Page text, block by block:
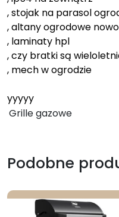
, stojak na parasol
, altany ogrodowe
, laminaty hpl
, czy bratki są
, mech w ogrodzie
yyyyy
Grille gazowe
Podobne